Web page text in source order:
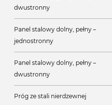
dwustronny
Panel stalowy dolny, pełny –
jednostronny
Panel stalowy dolny, pełny –
dwustronny
Próg ze stali nierdzewnej